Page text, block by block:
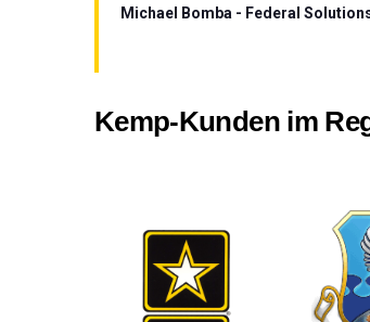
Michael Bomba - Federal
Kemp-Kunden im